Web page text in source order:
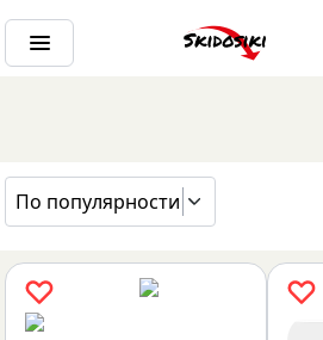
По популярности
ГЛАВНАЯ
БРЕНДЫ